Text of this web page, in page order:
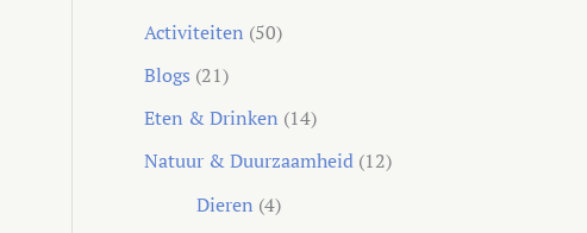
Activiteiten (50)
Blogs (21)
Eten & Drinken (14)
Natuur & Duurzaamheid (12)
Dieren (4)